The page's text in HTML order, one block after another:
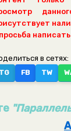
в сетях:
TG FB TW